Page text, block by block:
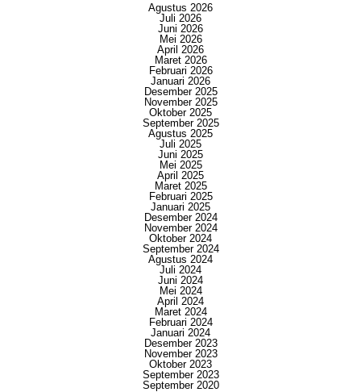
Agustus 2026
Juli 2026
Juni 2026
Mei 2026
April 2026
Maret 2026
Februari 2026
Januari 2026
Desember 2025
November 2025
Oktober 2025
September 2025
Agustus 2025
Juli 2025
Juni 2025
Mei 2025
April 2025
Maret 2025
Februari 2025
Januari 2025
Desember 2024
November 2024
Oktober 2024
September 2024
Agustus 2024
Juli 2024
Juni 2024
Mei 2024
April 2024
Maret 2024
Februari 2024
Januari 2024
Desember 2023
November 2023
Oktober 2023
September 2023
September 2020